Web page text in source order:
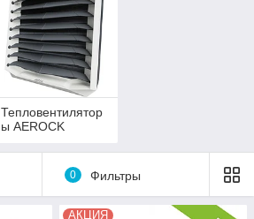
Тепловентилятор
ы AEROCK
0 Фильтры
АКЦИЯ